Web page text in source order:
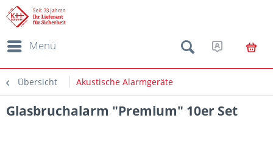
Menü
Übersicht Akustische Alarmgeräte
Glasbruchalarm "Premium" 10er Set